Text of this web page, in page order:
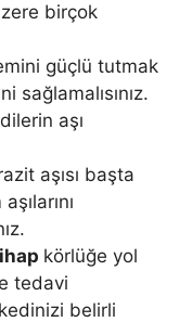
birçok
güçlü tutmak
sağlamalısınız.
aşı
aşısı başta
körlüğe yol
tedavi
belirli